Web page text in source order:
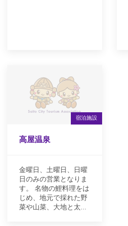
宿泊施設
高屋温泉
金曜日、土曜日、日曜
日のみの営業となりま
す。 名物の鯉料理をは
じめ、地元で採れた野
菜や山菜、大地と太...